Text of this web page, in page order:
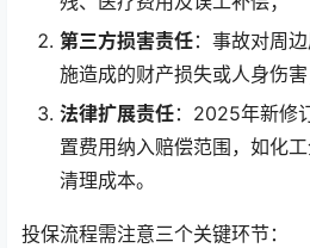
第三方损害责任：事故对周
施造成的财产损失或人身伤害
法律扩展责任：2025年新修
置费用纳入赔偿范围，如化
清理成本。
投保流程需注意三个关键环节：